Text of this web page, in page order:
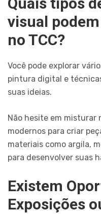
visual
no TCC?
Você pode explorar
pintura digital e
suas ideias.
Não hesite em misturar
modernos para criar
materiais como argila,
para desenvolver suas
Existem
Exposições